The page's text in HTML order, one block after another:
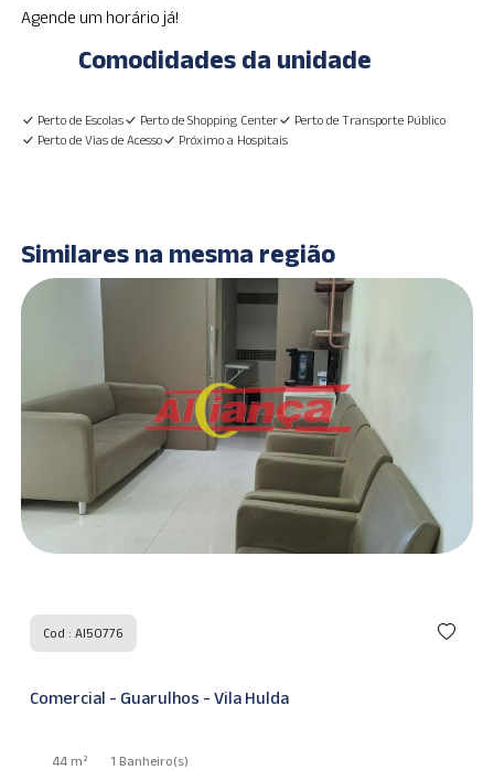
Agende um horário já!
Comodidades da unidade
Perto de Escolas Perto de Shopping Center
Perto de Transporte Público
Perto de Vias de Acesso
Próximo a Hospitais
Similares na mesma região
Cod : AI50776
Comercial - Guarulhos - Vila Hulda
44 m² 1 Banheiro(s)